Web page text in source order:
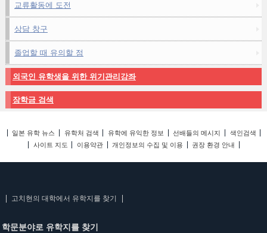
교류활동에 도전
상담 창구
졸업할 때 유의할 점
외국인 유학생을 위한 위기관리강좌
장학금 검색
일본 유학 뉴스 유학처 검색 유학에 유익한 정보 선배들의 메시지
색인검색
사이트 지도
이용약관 개인정보의 수집 및 이용 권장 환경 안내
고치현의 대학에서 유학지를 찾기
학문분야로 유학지를 찾기